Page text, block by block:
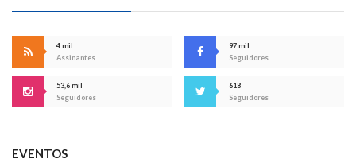
4 mil
Assinantes
97 mil
Seguidores
53,6 mil
Seguidores
618
Seguidores
EVENTOS